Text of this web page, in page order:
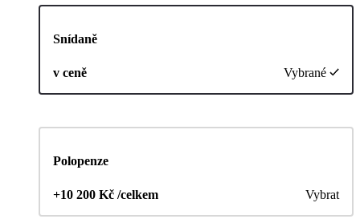
Snídaně
v ceně Vybrané
Polopenze
+10 200 Kč /celkem Vybrat